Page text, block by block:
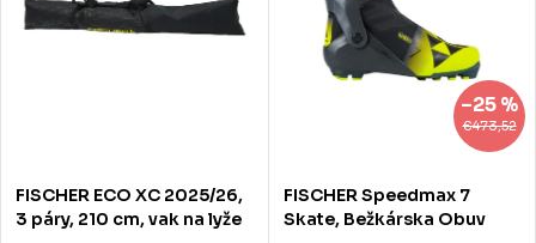
d
d
FISCHER ECO XC 2025/26,
3 páry, 210 cm, vak na lyže
€473,52
–25 %
FISCHER Speedmax 7
Skate, Bežkárska Obuv